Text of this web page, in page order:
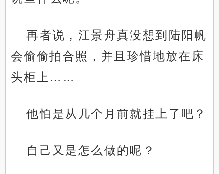
再者说，江景舟真没想到陆阳帆
会偷偷拍合照，并且珍惜地放在床
头柜上……
他怕是从几个月前就挂上了吧？
自己又是怎么做的呢？